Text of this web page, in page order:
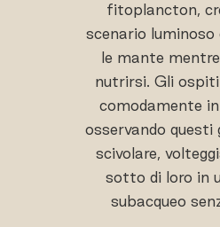
fitoplancton,
scenario luminoso
le mante
nutrirsi. Gli ospiti
comodamente
osservando questi
scivolare,
sotto di loro in
subacqueo